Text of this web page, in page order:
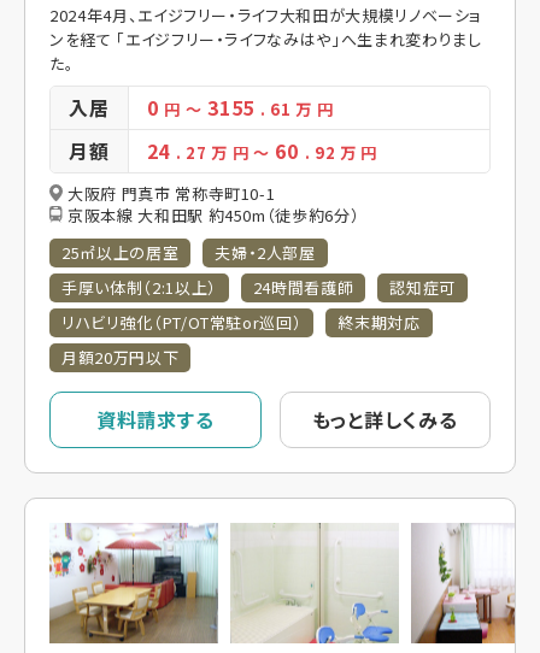
2024年4月、エイジフリー・ライフ大和田が大規模リノベーショ
ンを経て 「エイジフリー・ライフなみはや」へ生まれ変わりまし
た。
入居 0 円 ～ 3155 . 61万 円
月額 24 . 27万 円 ～ 60 . 92 万 円
大阪府 門真市 常称寺町10-1
京阪本線 大和田駅 約450m（徒歩約6分）
25㎡以上の居室
夫婦・2人部屋
手厚い体制（2:1以上）
24時間看護師
認知症可
リハビリ強化（PT/OT常駐or巡回）
終末期対応
月額20万円以下
資料請求する もっと詳しくみる